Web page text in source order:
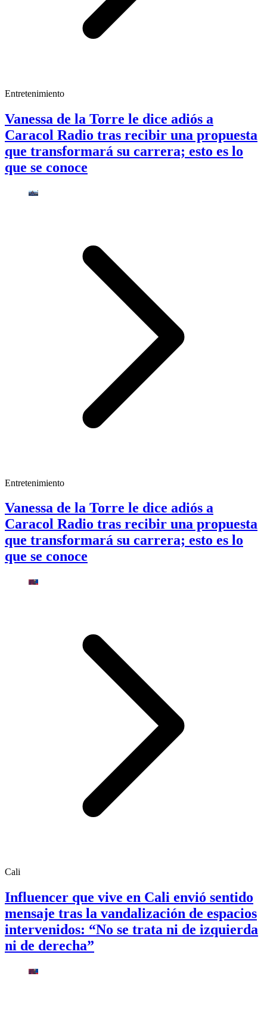
Entretenimiento
Vanessa de la Torre le dice adiós a
Caracol Radio tras recibir una propuesta
que transformará su carrera; esto es lo
que se conoce
Entretenimiento
Vanessa de la Torre le dice adiós a
Caracol Radio tras recibir una propuesta
que transformará su carrera; esto es lo
que se conoce
Cali
Influencer que vive en Cali envió sentido
mensaje tras la vandalización de espacios
intervenidos: “No se trata ni de izquierda
ni de derecha”